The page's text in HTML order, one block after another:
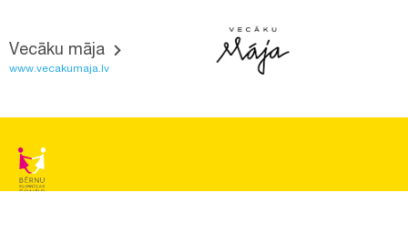
Vecāku māja
www.vecakumaja.lv